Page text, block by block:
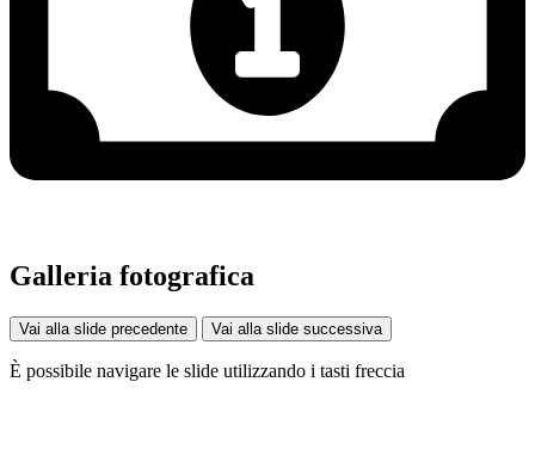
Galleria fotografica
Vai alla slide precedente Vai alla slide successiva
È possibile navigare le slide utilizzando i tasti freccia